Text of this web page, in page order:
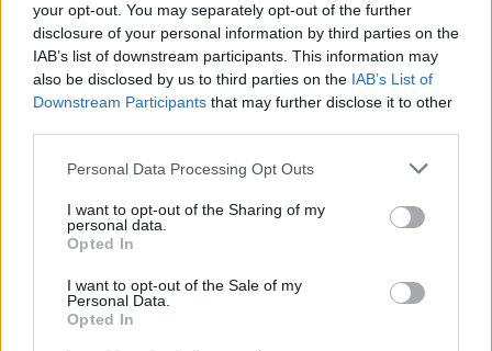
your opt-out. You may separately opt-out of the further
disclosure of your personal information by third parties on the
IAB’s list of downstream participants. This information may
also be disclosed by us to third parties on the IAB’s List of
Downstream Participants that may further disclose it to other
Please note that this website/app uses one or more Google
not limited to your visit or usage behaviour. You may click to
grant or deny consent to Google and its third-party tags to
use your data for below specified purposes in below Google
consent section.
Personal Data Processing Opt Outs
I want to opt-out of the Sharing of my
personal data.
Opted In
I want to opt-out of the Sale of my
Personal Data.
Opted In
Aguacate en la cocina: 10 recetas rápidas y deliciosas
CARNES